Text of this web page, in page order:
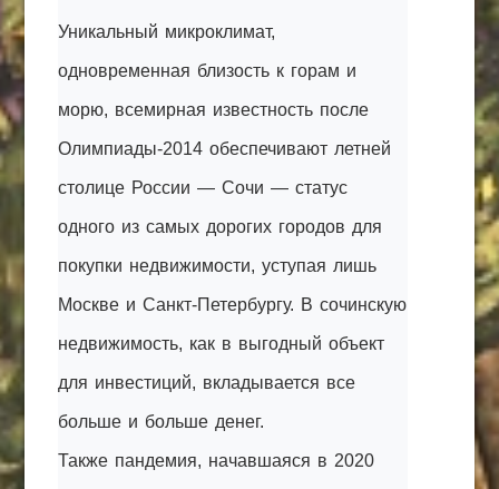
Уникальный микроклимат,
одновременная близость к горам и
морю, всемирная известность после
Олимпиады-2014 обеспечивают летней
столице России — Сочи — статус
одного из самых дорогих городов для
покупки недвижимости, уступая лишь
Москве и Санкт-Петербургу. В сочинскую
недвижимость, как в выгодный объект
для инвестиций, вкладывается все
больше и больше денег.
Также пандемия, начавшаяся в 2020